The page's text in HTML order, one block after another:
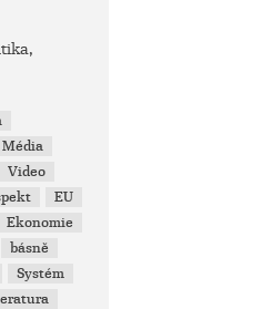
Média
Video
EU
Ekonomie
básně
Systém